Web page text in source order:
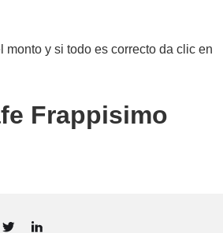
y si todo es correcto da clic en
Frappisimo